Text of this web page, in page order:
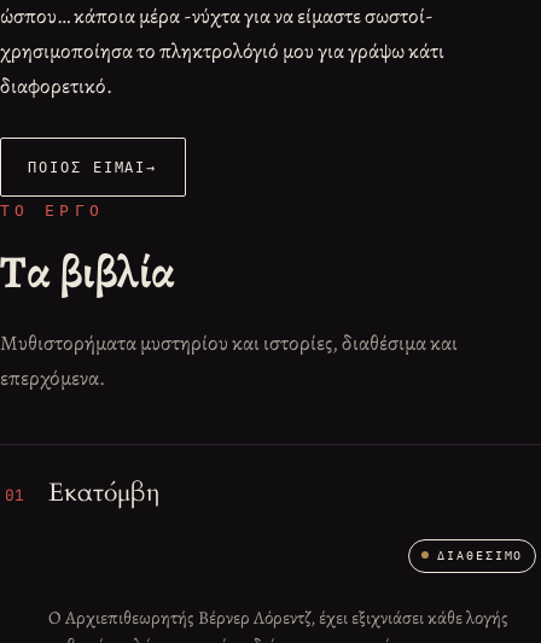
ώσπου… κάποια μέρα -νύχτα για να είμαστε σωστοί-
χρησιμοποίησα το πληκτρολόγιό μου για γράψω κάτι
διαφορετικό.
ΠΟΙΟΣ ΕΊΜΑΙ→
ΤΟ ΈΡΓΟ
Τα βιβλία
Μυθιστορήματα μυστηρίου και ιστορίες, διαθέσιμα και
επερχόμενα.
01 Εκατόμβη
ΔΙΑΘΈΣΙΜΟ
Ο Αρχιεπιθεωρητής Βέρνερ Λόρεντζ, έχει εξιχνιάσει κάθε λογής